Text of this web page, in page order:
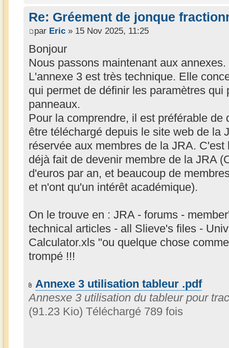
Re: Gréement de jonque
par Eric » 15 Nov 2025, 11:25
Bonjour
Nous passons maintenant aux annexes.
L'annexe 3 est très technique. Elle
qui permet de définir les paramètres qui
panneaux.
Pour la comprendre, il est préférable de
être téléchargé depuis le site web de la
réservée aux membres de la JRA.
déjà fait de devenir membre de la JRA
d'euros par an, et beaucoup de
et n'ont qu'un intérêt académique).
On le trouve en : JRA - forums -
technical articles - all Slieve's files -
Calculator.xls "ou quelque chose
trompé !!!
Annexe 3 utilisation tableur .pdf
Annesxe 3 utilisation du tableur pour
(91.23 Kio) Téléchargé 789 fois